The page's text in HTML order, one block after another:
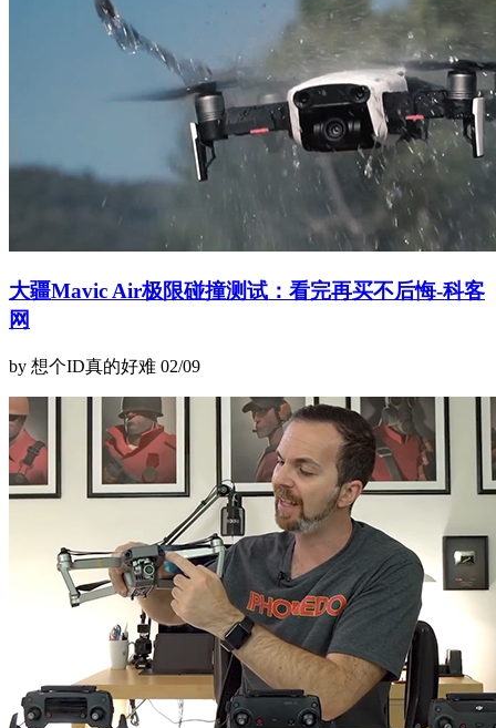
大疆Mavic Air极限碰撞测试：看完再买不后悔-科客
网
by 想个ID真的好难 02/09